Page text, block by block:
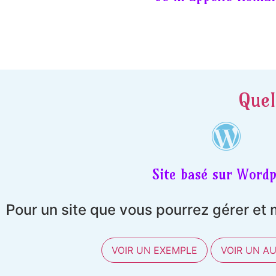
Site basé sur
Pour un site que vous pourrez gérer et
VOIR UN EXEMPLE VOIR UN